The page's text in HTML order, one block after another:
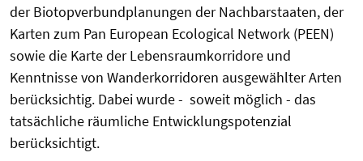
der Biotopverbundplanungen der Nachbarstaaten, der
Karten zum Pan European Ecological Network (PEEN)
sowie die Karte der Lebensraumkorridore und
Kenntnisse von Wanderkorridoren ausgewählter Arten
berücksichtig. Dabei wurde - soweit möglich - das
tatsächliche räumliche Entwicklungspotenzial
berücksichtigt.